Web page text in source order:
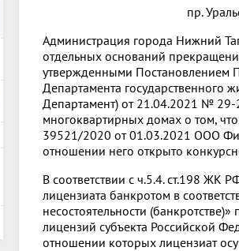
пр.
Администрация города Нижний
отдельных оснований
утвержденными Постановлением
Департамента государственного
Департамент) от 21.04.2021 №
многоквартирных домах о том,
39521/2020 от 01.03.2021 ООО
отношении него открыто
В соответствии с ч.5.4. ст.198 ЖК
лицензиата банкротом в
несостоятельности
лицензий субъекта Российской
отношении которых лицензиат